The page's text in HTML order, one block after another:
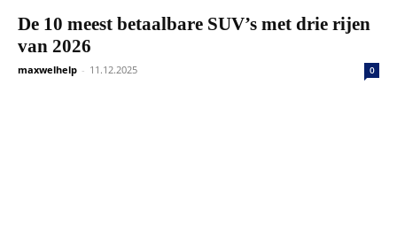
De 10 meest betaalbare SUV’s met drie rijen
van 2026
maxwelhelp - 11.12.2025 0